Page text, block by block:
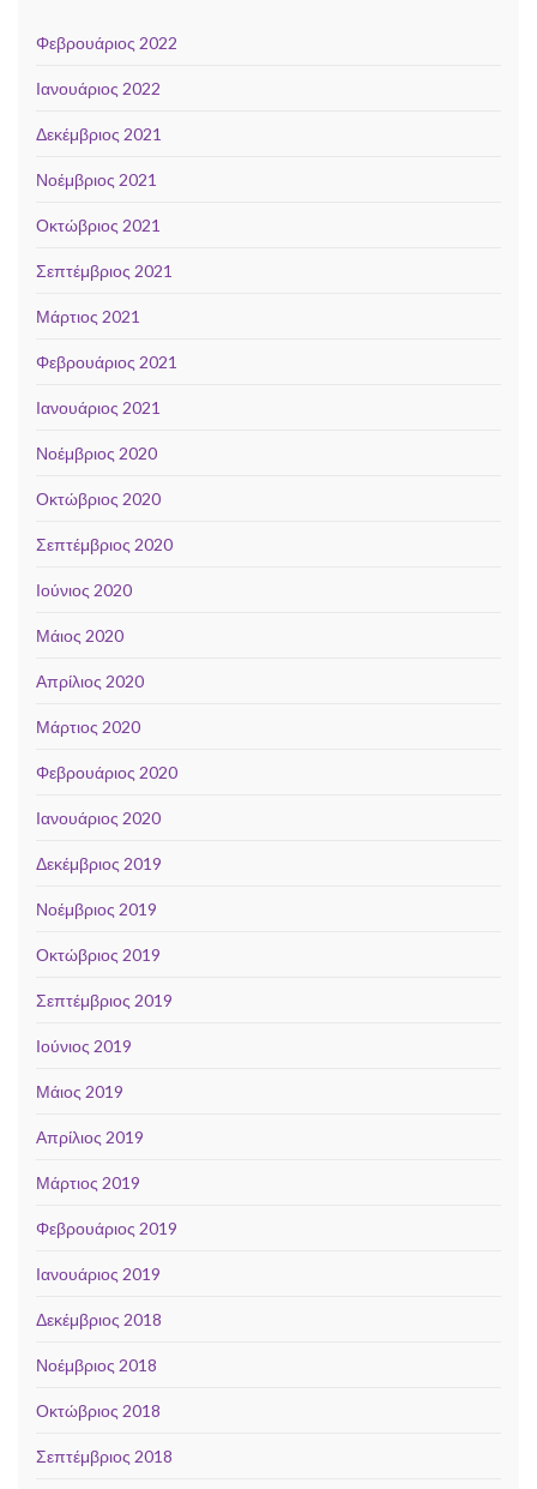
Φεβρουάριος 2022
Ιανουάριος 2022
Δεκέμβριος 2021
Νοέμβριος 2021
Οκτώβριος 2021
Σεπτέμβριος 2021
Μάρτιος 2021
Φεβρουάριος 2021
Ιανουάριος 2021
Νοέμβριος 2020
Οκτώβριος 2020
Σεπτέμβριος 2020
Ιούνιος 2020
Μάιος 2020
Απρίλιος 2020
Μάρτιος 2020
Φεβρουάριος 2020
Ιανουάριος 2020
Δεκέμβριος 2019
Νοέμβριος 2019
Οκτώβριος 2019
Σεπτέμβριος 2019
Ιούνιος 2019
Μάιος 2019
Απρίλιος 2019
Μάρτιος 2019
Φεβρουάριος 2019
Ιανουάριος 2019
Δεκέμβριος 2018
Νοέμβριος 2018
Οκτώβριος 2018
Σεπτέμβριος 2018